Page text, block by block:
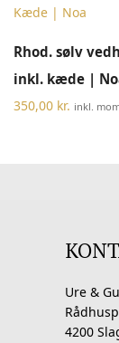
Rhod. sølv
inkl. kæde |
350,00 kr. inkl.
Ure &
4200